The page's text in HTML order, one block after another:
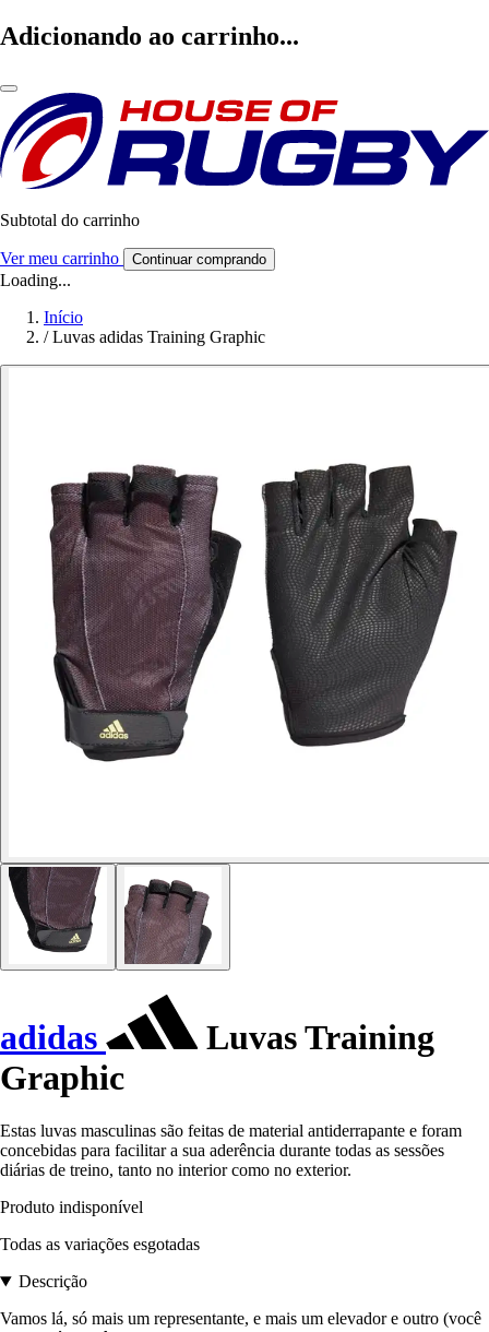
Adicionando ao carrinho...
Subtotal do carrinho
Ver meu carrinho Continuar comprando
Loading...
Início
/ Luvas adidas Training Graphic
adidas
Luvas Training
Graphic
Estas luvas masculinas são feitas de material antiderrapante e foram
concebidas para facilitar a sua aderência durante todas as sessões
diárias de treino, tanto no interior como no exterior.
Produto indisponível
Todas as variações esgotadas
Descrição
Vamos lá, só mais um representante, e mais um elevador e outro (você